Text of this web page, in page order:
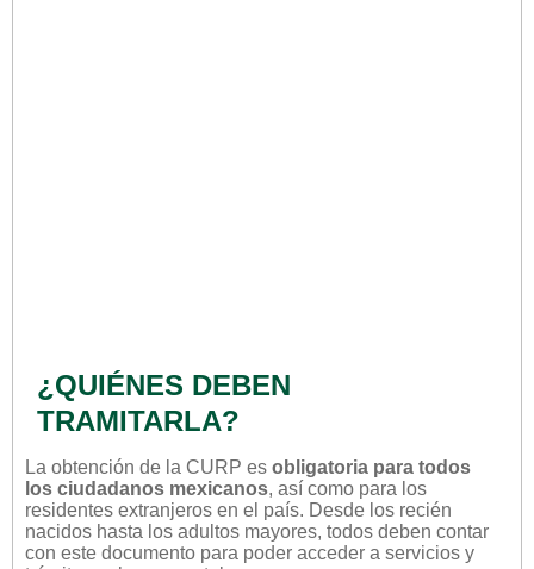
¿QUIÉNES DEBEN
TRAMITARLA?
La obtención de la CURP es obligatoria para todos
los ciudadanos mexicanos, así como para los
residentes extranjeros en el país. Desde los recién
nacidos hasta los adultos mayores, todos deben contar
con este documento para poder acceder a servicios y